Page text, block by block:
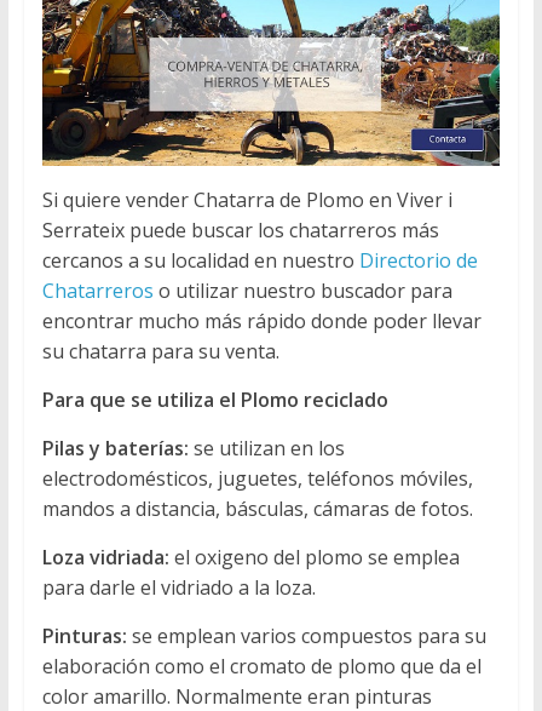
Si quiere vender Chatarra de Plomo en Viver i
Serrateix puede buscar los chatarreros más
cercanos a su localidad en nuestro Directorio de
Chatarreros o utilizar nuestro buscador para
encontrar mucho más rápido donde poder llevar
su chatarra para su venta.
Para que se utiliza el Plomo reciclado
Pilas y baterías: se utilizan en los
electrodomésticos, juguetes, teléfonos móviles,
mandos a distancia, básculas, cámaras de fotos.
Loza vidriada: el oxigeno del plomo se emplea
para darle el vidriado a la loza.
Pinturas: se emplean varios compuestos para su
elaboración como el cromato de plomo que da el
color amarillo. Normalmente eran pinturas